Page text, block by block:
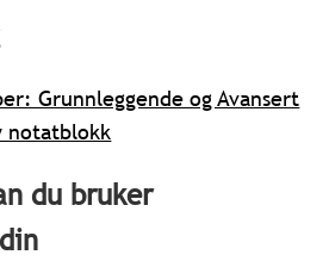
Grunnleggende og Avansert
notatblokk
du bruker